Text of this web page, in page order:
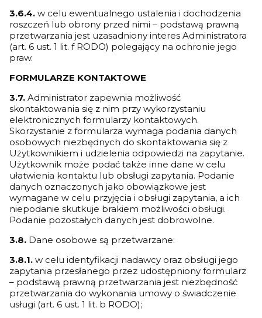
3.6.4. w celu ewentualnego ustalenia i dochodzenia
roszczeń lub obrony przed nimi – podstawą prawną
przetwarzania jest uzasadniony interes Administratora
(art. 6 ust. 1 lit. f RODO) polegający na ochronie jego
praw.
FORMULARZE KONTAKTOWE
3.7. Administrator zapewnia możliwość
skontaktowania się z nim przy wykorzystaniu
elektronicznych formularzy kontaktowych.
Skorzystanie z formularza wymaga podania danych
osobowych niezbędnych do skontaktowania się z
Użytkownikiem i udzielenia odpowiedzi na zapytanie.
Użytkownik może podać także inne dane w celu
ułatwienia kontaktu lub obsługi zapytania. Podanie
danych oznaczonych jako obowiązkowe jest
wymagane w celu przyjęcia i obsługi zapytania, a ich
niepodanie skutkuje brakiem możliwości obsługi.
Podanie pozostałych danych jest dobrowolne.
3.8. Dane osobowe są przetwarzane:
3.8.1. w celu identyfikacji nadawcy oraz obsługi jego
zapytania przesłanego przez udostępniony formularz
– podstawą prawną przetwarzania jest niezbędność
przetwarzania do wykonania umowy o świadczenie
usługi (art. 6 ust. 1 lit. b RODO);